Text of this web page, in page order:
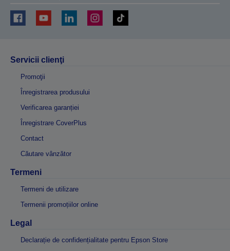
Servicii clienţi
Promoţii
Înregistrarea produsului
Verificarea garanției
Înregistrare CoverPlus
Contact
Căutare vânzător
Termeni
Termeni de utilizare
Termenii promoțiilor online
Legal
Declarație de confidențialitate pentru Epson Store